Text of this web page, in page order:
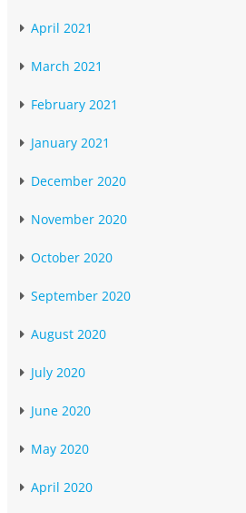
April 2021
March 2021
February 2021
January 2021
December 2020
November 2020
October 2020
September 2020
August 2020
July 2020
June 2020
May 2020
April 2020